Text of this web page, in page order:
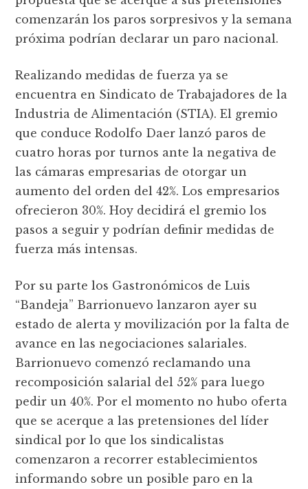
comenzarán los paros sorpresivos y la semana
próxima podrían declarar un paro nacional.
Realizando medidas de fuerza ya se
encuentra en Sindicato de Trabajadores de la
Industria de Alimentación (STIA). El gremio
que conduce Rodolfo Daer lanzó paros de
cuatro horas por turnos ante la negativa de
las cámaras empresarias de otorgar un
aumento del orden del 42%. Los empresarios
ofrecieron 30%. Hoy decidirá el gremio los
pasos a seguir y podrían definir medidas de
fuerza más intensas.
Por su parte los Gastronómicos de Luis
“Bandeja” Barrionuevo lanzaron ayer su
estado de alerta y movilización por la falta de
avance en las negociaciones salariales.
Barrionuevo comenzó reclamando una
recomposición salarial del 52% para luego
pedir un 40%. Por el momento no hubo oferta
que se acerque a las pretensiones del líder
sindical por lo que los sindicalistas
comenzaron a recorrer establecimientos
informando sobre un posible paro en la